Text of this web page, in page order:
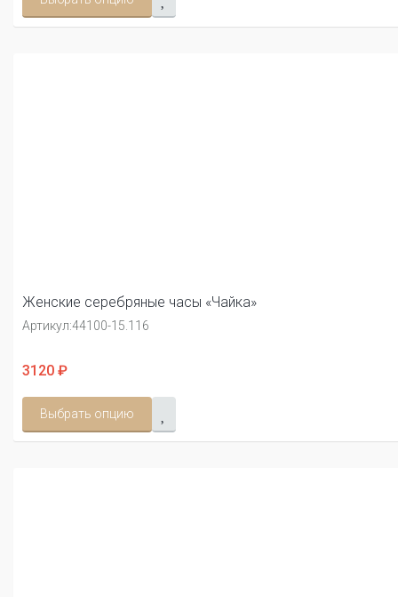
Женские серебряные часы «Чайка»
Артикул:44100-15.116
3120 ₽
Выбрать опцию